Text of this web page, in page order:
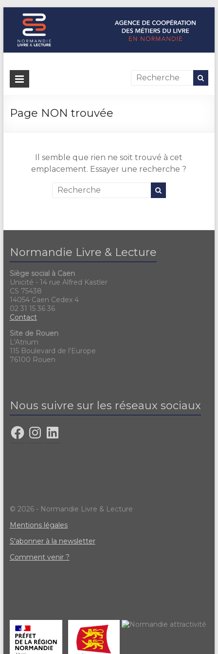
Normandie Livre & Lecture
L'agence de coopération des métiers du livre en Normandie
Page NON trouvée
Il semble que rien ne soit trouvé à cet
emplacement. Essayer une recherche ?
Normandie Livre & Lecture
Siège social à Caen
Unicité - 14 rue Alfred Kastler
CS 75438
14054 Caen Cedex 4
02 31 15 36 36
Contact
Site de Rouen
L'Atrium
115 Boulevard de l'Europe
76100 Rouen
Nous suivre sur les réseaux sociaux
© 2026 - Normandie Livre & Lecture
Mentions légales
S'abonner à la newsletter
Comment venir ?